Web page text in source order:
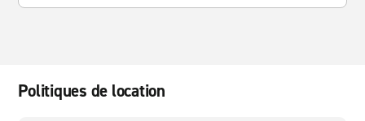
Politiques de location